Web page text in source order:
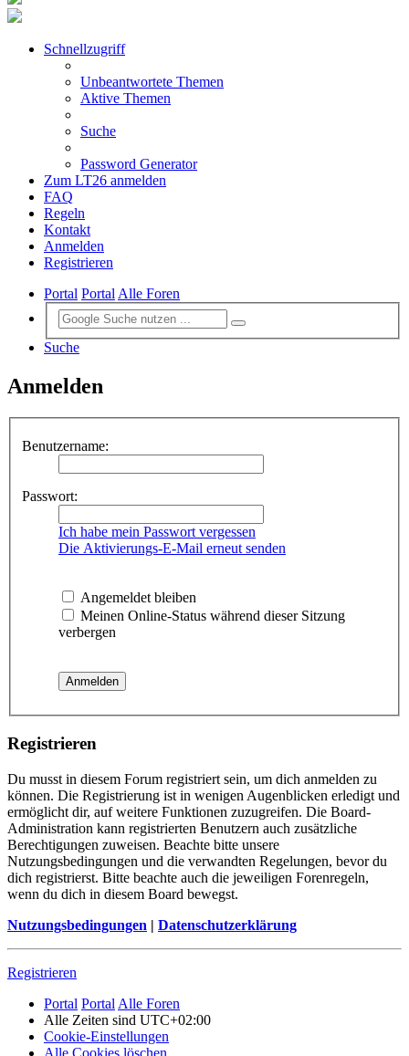
Schnellzugriff
Unbeantwortete Themen
Aktive Themen
Suche
Password Generator
Zum LT26 anmelden
FAQ
Regeln
Kontakt
Anmelden
Registrieren
Portal PortalAlle Foren
Suche
Anmelden
Benutzername:
Passwort:
Ich habe mein Passwort vergessen
Die Aktivierungs-E-Mail erneut senden
Angemeldet bleiben
Meinen Online-Status während dieser Sitzung
verbergen
Registrieren
Du musst in diesem Forum registriert sein, um dich anmelden zu
können. Die Registrierung ist in wenigen Augenblicken erledigt und
ermöglicht dir, auf weitere Funktionen zuzugreifen. Die Board-
Administration kann registrierten Benutzern auch zusätzliche
Berechtigungen zuweisen. Beachte bitte unsere
Nutzungsbedingungen und die verwandten Regelungen, bevor du
dich registrierst. Bitte beachte auch die jeweiligen Forenregeln,
wenn du dich in diesem Board bewegst.
Nutzungsbedingungen | Datenschutzerklärung
Registrieren
Portal Portal Alle Foren
Alle Zeiten sind UTC+02:00
Cookie-Einstellungen
Alle Cookies löschen